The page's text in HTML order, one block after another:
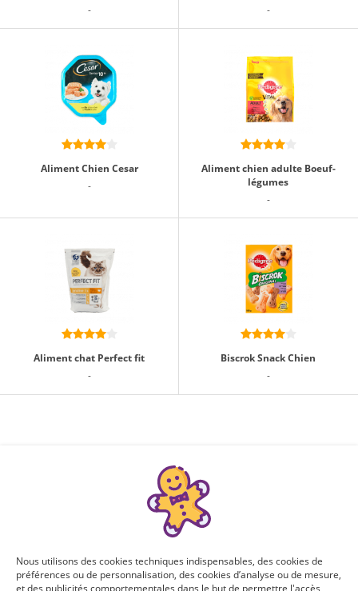
-
-
Aliment Chien Cesar
-
Aliment chien adulte Boeuf-
légumes
-
Aliment chat Perfect fit
-
Biscrok Snack Chien
-
Nous utilisons des cookies techniques indispensables, des cookies de
préférences ou de personnalisation, des cookies d’analyse ou de mesure,
et des publicités comportementales dans le but de permettre l'accès